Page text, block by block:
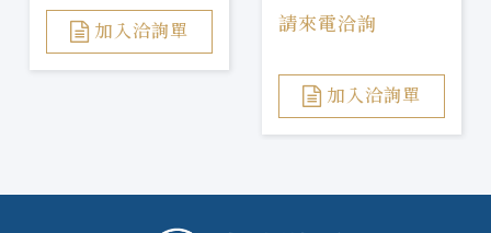
加入洽詢單
Tequila50ml
請來電洽詢
加入洽詢單